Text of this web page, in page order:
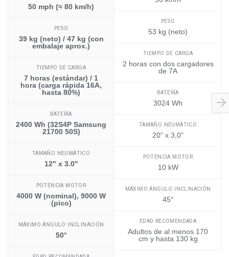
50 mph (≈ 80 km/h)
PESO
39 kg (neto) / 47 kg (con
embalaje aprox.)
TIEMPO DE CARGA
7 horas (estándar) / 1
hora (carga rápida 16A,
hasta 80%)
BATERÍA
2400 Wh (32S4P Samsung
21700 50S)
TAMAÑO NEUMÁTICO
12" x 3.0"
POTENCIA MOTOR
4000 W (nominal), 9000 W
(pico)
MÁXIMO ÁNGULO INCLINACIÓN
50°
PESO
53 kg (neto)
TIEMPO DE CARGA
2 horas con dos cargadores
de 7A
BATERÍA
3024 Wh
TAMAÑO NEUMÁTICO
20" x 3,0"
POTENCIA MOTOR
10 kW
MÁXIMO ÁNGULO INCLINACIÓN
45°
EDAD RECOMENDADA
Adultos de al menos 170
cm y hasta 130 kg